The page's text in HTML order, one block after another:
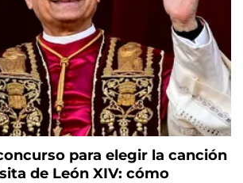
para elegir la canción
de León XIV: cómo